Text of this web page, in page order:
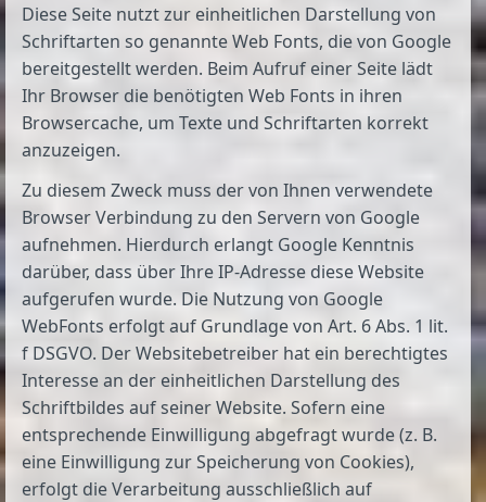
Diese Seite nutzt zur einheitlichen Darstellung von
Schriftarten so genannte Web Fonts, die von Google
bereitgestellt werden. Beim Aufruf einer Seite lädt
Ihr Browser die benötigten Web Fonts in ihren
Browsercache, um Texte und Schriftarten korrekt
anzuzeigen.
Zu diesem Zweck muss der von Ihnen verwendete
Browser Verbindung zu den Servern von Google
aufnehmen. Hierdurch erlangt Google Kenntnis
darüber, dass über Ihre IP-Adresse diese Website
aufgerufen wurde. Die Nutzung von Google
WebFonts erfolgt auf Grundlage von Art. 6 Abs. 1 lit.
f DSGVO. Der Websitebetreiber hat ein berechtigtes
Interesse an der einheitlichen Darstellung des
Schriftbildes auf seiner Website. Sofern eine
entsprechende Einwilligung abgefragt wurde (z. B.
eine Einwilligung zur Speicherung von Cookies),
erfolgt die Verarbeitung ausschließlich auf